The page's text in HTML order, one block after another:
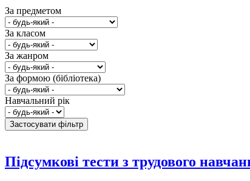
За предметом
За класом
За жанром
За формою (бібліотека)
Навчальний рік
Підсумкові тести з трудового